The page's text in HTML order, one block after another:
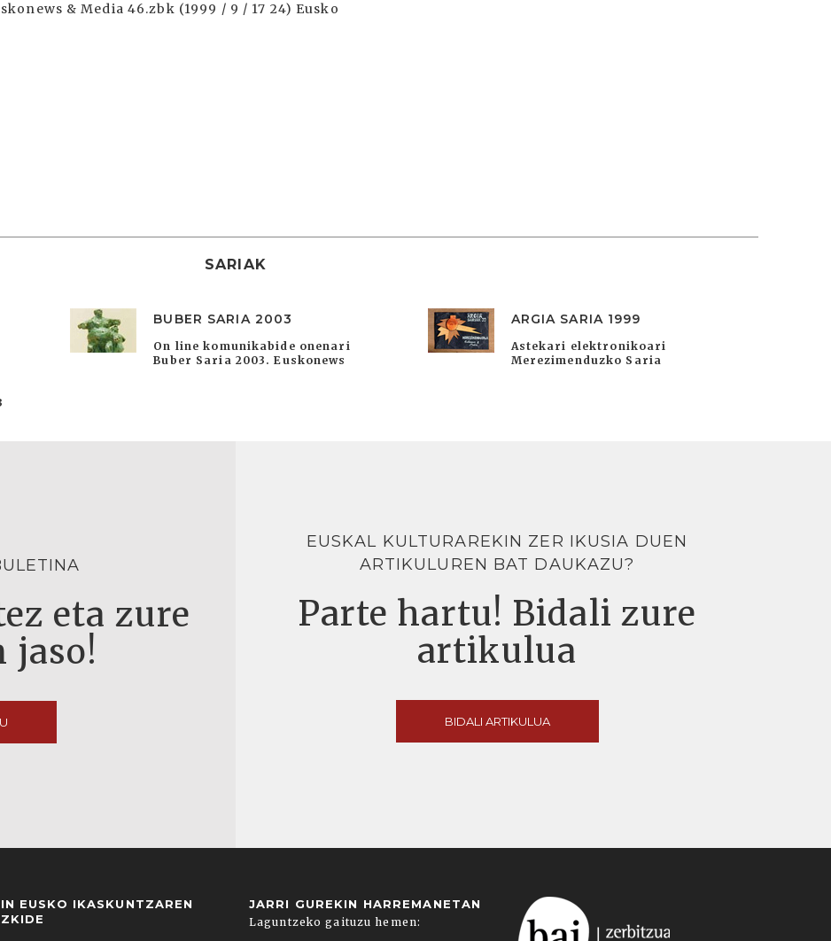
& Media 46.zbk (1999 / 9 / 17 24) Eusko
SARIAK
BUBER SARIA 2003
On line komunikabide onenari
Buber Saria 2003. Euskonews
ARGIA SARIA 1999
Astekari elektronikoari
Merezimenduzko Saria
eta zure
jaso!
EUSKAL KULTURAREKIN ZER IKUSIA DUEN
ARTIKULUREN BAT DAUKAZU?
Parte hartu! Bidali zure
artikulua
BIDALI ARTIKULUA
EUSKO IKASKUNTZAREN
JARRI GUREKIN HARREMANETAN
Laguntzeko gaituzu hemen: